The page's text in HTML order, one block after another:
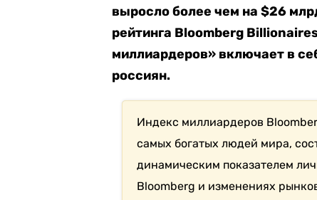
выросло более чем на $26
рейтинга Bloomberg
миллиардеров» включает в
россиян.
Индекс миллиардеров
самых богатых людей мира,
динамическим показателем
Bloomberg и изменениях